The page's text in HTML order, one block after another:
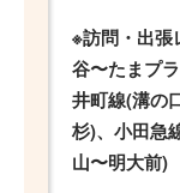
※訪問・出張
谷〜たまプ
井町線(溝の
杉)、小田急
山〜明大前)